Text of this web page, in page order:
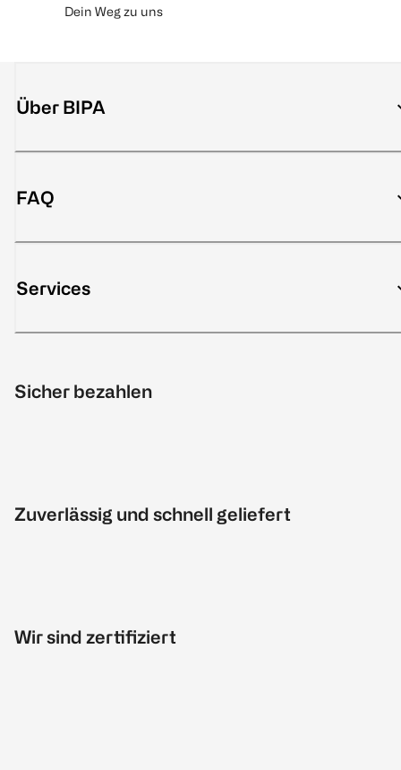
Dein Weg zu uns
Über BIPA
FAQ
Services
Sicher bezahlen
Zuverlässig und schnell geliefert
Wir sind zertifiziert